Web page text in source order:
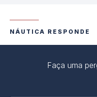
NÁUTICA RESPONDE
Faça uma